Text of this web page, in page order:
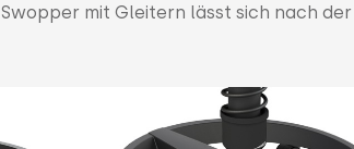
mit Gleitern lässt sich nach